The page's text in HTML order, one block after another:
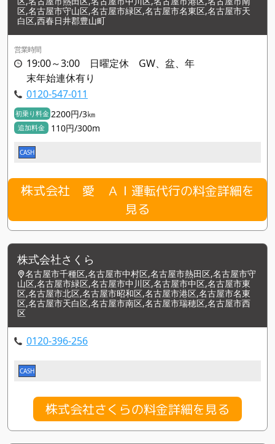
区,名古屋市守山区,名古屋市緑区,名古屋市名東区,名古屋市天
白区,西春日井郡豊山町
営業時間
19:00～3:00 日曜定休 GW、盆、年
末年始連休有り
0120-547-011
初乗り料金 2200円/3㎞
追加料金 110円/300m
CASH
株式会社 愛 ＡＩ運転代行の料金詳細を
見る
株式会社さくら
名古屋市千種区,名古屋市中村区,名古屋市熱田区,名古屋市守
山区,名古屋市緑区,名古屋市中川区,名古屋市中区,名古屋市東
区,名古屋市北区,名古屋市昭和区,名古屋市港区,名古屋市名東
区,名古屋市天白区,名古屋市南区,名古屋市瑞穂区,名古屋市西
区
0120-396-256
CASH
株式会社さくらの料金詳細を見る